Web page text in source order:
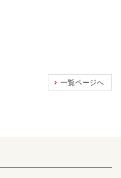
一覧ページへ